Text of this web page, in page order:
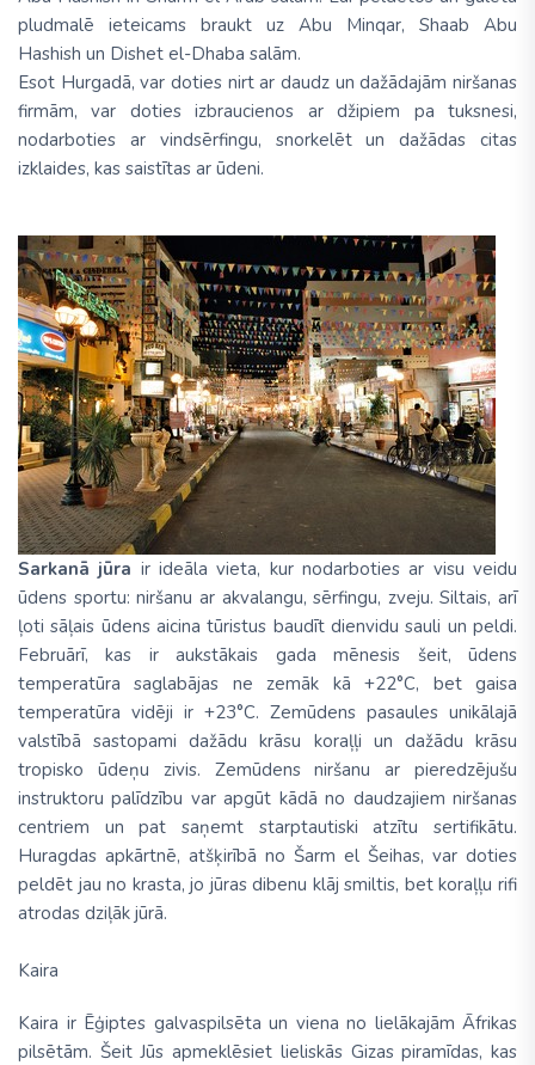
pludmalē ieteicams braukt uz Abu Minqar, Shaab Abu
Hashish un Dishet el-Dhaba salām.
Esot Hurgadā, var doties nirt ar daudz un dažādajām niršanas
firmām, var doties izbraucienos ar džipiem pa tuksnesi,
nodarboties ar vindsērfingu, snorkelēt un dažādas citas
izklaides, kas saistītas ar ūdeni.
Sarkanā jūra ir ideāla vieta, kur nodarboties ar visu veidu
ūdens sportu: niršanu ar akvalangu, sērfingu, zveju. Siltais, arī
ļoti sāļais ūdens aicina tūristus baudīt dienvidu sauli un peldi.
Februārī, kas ir aukstākais gada mēnesis šeit, ūdens
temperatūra saglabājas ne zemāk kā +22°C, bet gaisa
temperatūra vidēji ir +23°C. Zemūdens pasaules unikālajā
valstībā sastopami dažādu krāsu koraļļi un dažādu krāsu
tropisko ūdeņu zivis. Zemūdens niršanu ar pieredzējušu
instruktoru palīdzību var apgūt kādā no daudzajiem niršanas
centriem un pat saņemt starptautiski atzītu sertifikātu.
Huragdas apkārtnē, atšķirībā no Šarm el Šeihas, var doties
peldēt jau no krasta, jo jūras dibenu klāj smiltis, bet koraļļu rifi
atrodas dziļāk jūrā.
Kaira
Kaira ir Ēģiptes galvaspilsēta un viena no lielākajām Āfrikas
pilsētām. Šeit Jūs apmeklēsiet lieliskās Gizas piramīdas, kas